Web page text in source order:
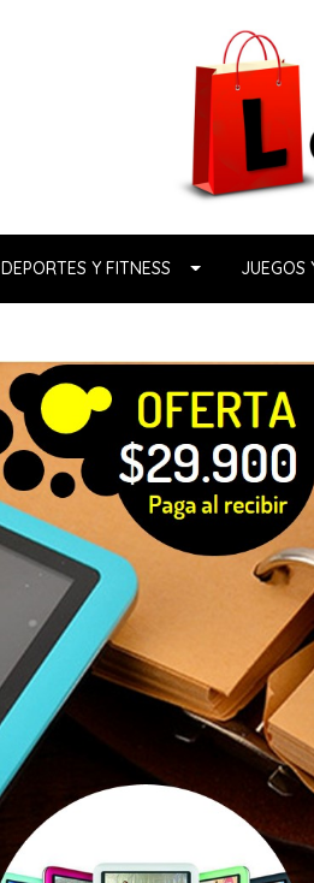
DEPORTES Y FITNESS JUEGOS